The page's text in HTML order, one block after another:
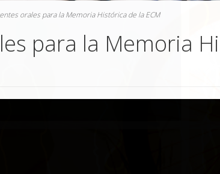
orales para la Memoria Histórica de la ECM
para la Memoria